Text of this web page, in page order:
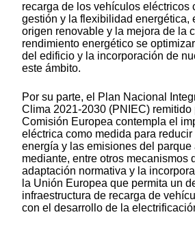
recarga de los vehículos eléctricos
gestión y la flexibilidad energética,
origen renovable y la mejora de la
rendimiento energético se
del edificio y la incorporación de
este ámbito.
Por su parte, el Plan Nacional
Clima 2021-2030 (PNIEC) remitido
Comisión Europea contempla el
eléctrica como medida para
energía y las emisiones del
mediante, entre otros mecanismos
adaptación normativa y la
la Unión Europea que permita un
infraestructura de recarga de
con el desarrollo de la